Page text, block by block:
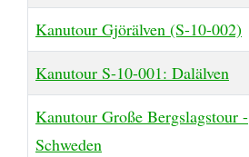
Kanutour Gjörälven (S-10-002)
Kanutour S-10-001: Dalälven
Kanutour Große Bergslagstour -
Schweden